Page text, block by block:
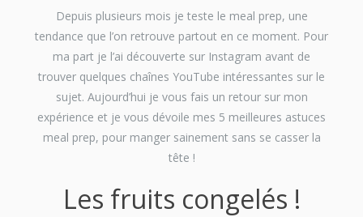
Depuis plusieurs mois je teste le meal prep, une
tendance que l’on retrouve partout en ce moment. Pour
ma part je l’ai découverte sur Instagram avant de
trouver quelques chaînes YouTube intéressantes sur le
sujet. Aujourd’hui je vous fais un retour sur mon
expérience et je vous dévoile mes 5 meilleures astuces
meal prep, pour manger sainement sans se casser la
tête !
Les fruits congelés !